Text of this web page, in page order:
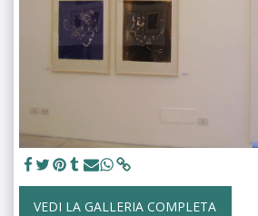
VEDI LA GALLERIA COMPLETA